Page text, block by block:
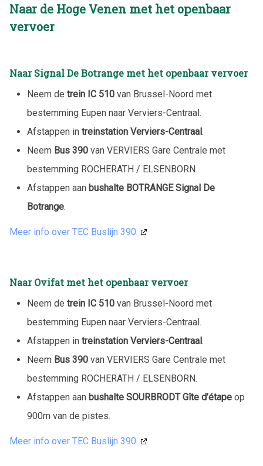
Naar de Hoge Venen met het openbaar
vervoer
Naar Signal De Botrange met het openbaar vervoer
Neem de trein IC 510 van Brussel-Noord met
bestemming Eupen naar Verviers-Centraal.
Afstappen in treinstation Verviers-Centraal.
Neem Bus 390 van VERVIERS Gare Centrale met
bestemming ROCHERATH / ELSENBORN.
Afstappen aan bushalte BOTRANGE Signal De
Botrange.
Meer info over TEC Buslijn 390.
Naar Ovifat met het openbaar vervoer
Neem de trein IC 510 van Brussel-Noord met
bestemming Eupen naar Verviers-Centraal.
Afstappen in treinstation Verviers-Centraal .
Neem Bus 390 van VERVIERS Gare Centrale met
bestemming ROCHERATH / ELSENBORN.
Afstappen aan bushalte SOURBRODT Gîte d’étape op
900m van de pistes.
Meer info over TEC Buslijn 390.